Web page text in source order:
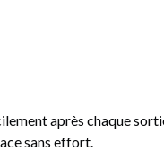
après chaque
sans effort.